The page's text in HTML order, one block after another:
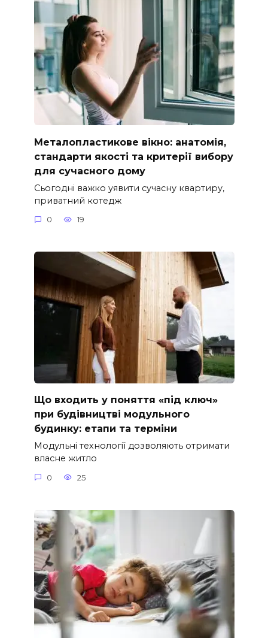
Металопластикове вікно: анатомія,
стандарти якості та критерії вибору
для сучасного дому
Сьогодні важко уявити сучасну квартиру,
приватний котедж
0 19
Що входить у поняття «під ключ»
при будівництві модульного
будинку: етапи та терміни
Модульні технології дозволяють отримати
власне житло
0 25